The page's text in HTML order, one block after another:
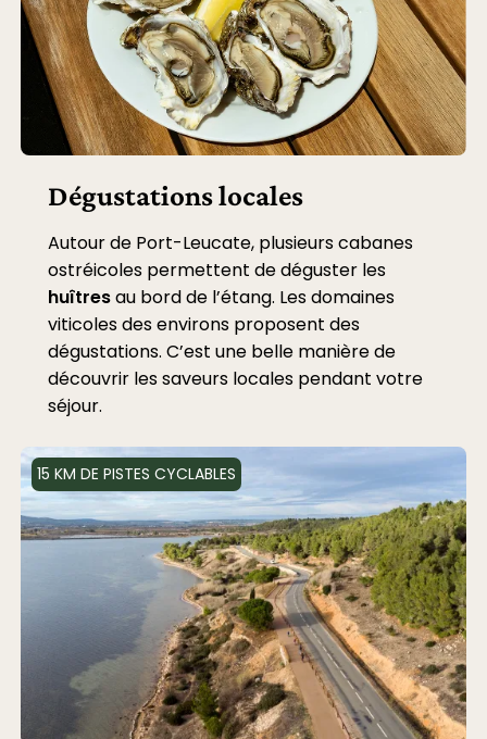
Dégustations locales
Autour de Port-Leucate, plusieurs cabanes
ostréicoles permettent de déguster les
huîtresau bord de l’étang. Les domaines
viticoles des environs proposent des
dégustations. C’est une belle manière de
découvrir les saveurs locales pendant votre
séjour.
15 KM DE PISTES CYCLABLES